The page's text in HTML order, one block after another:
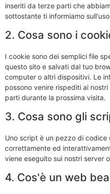
inseriti da terze parti che
sottostante ti informiamo
2. Cosa sono i
I cookie sono dei semplici file
questo sito e salvati dal tuo
computer o altri dispositivi. Le
possono venire rispediti ai
parti durante la prossima visita.
3. Cosa sono gli
Uno script è un pezzo di
correttamente ed
viene eseguito sui nostri server
4. Cos'è un web